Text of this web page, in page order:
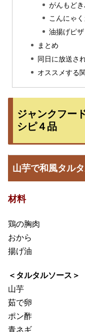
がんもど
こんにゃ
油揚げピザ
まとめ
同日に放送さ
オススメする
ジャンクフー
シピ４品
山芋で和風タル
材料
鶏の胸肉
おから
揚げ油
＜タルタルソース＞
山芋
茹で卵
ポン酢
青ネギ